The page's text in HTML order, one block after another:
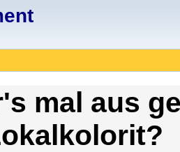
mal aus